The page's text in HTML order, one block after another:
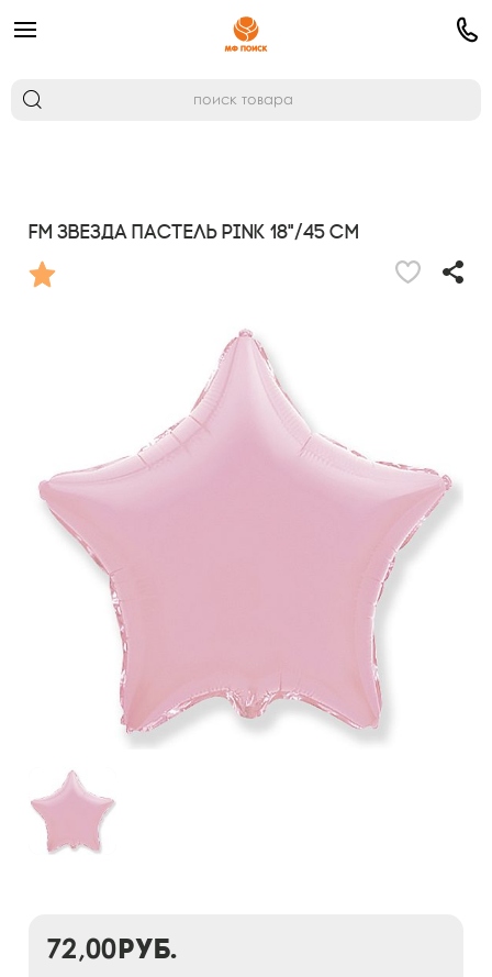
FM Звезда Пастель PINK 18"/45 см
72,00руб.